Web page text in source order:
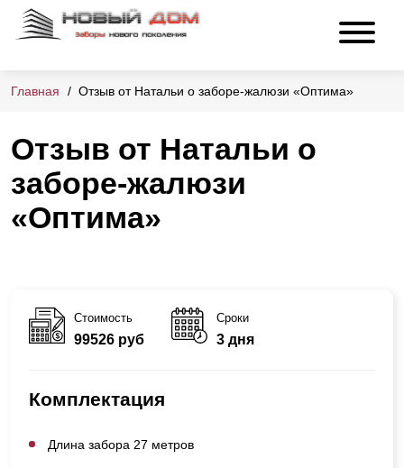
Главная Отзыв от Натальи о заборе-жалюзи «Оптима»
Отзыв от Натальи о
заборе-жалюзи
«Оптима»
Стоимость
99526 руб
Сроки
3 дня
Комплектация
Длина забора 27 метров